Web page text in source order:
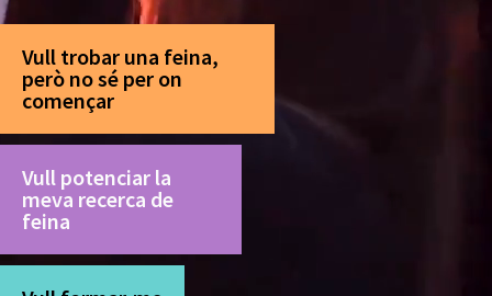
Vull trobar una feina,
però no sé per on
començar
Vull potenciar la
meva recerca de
feina